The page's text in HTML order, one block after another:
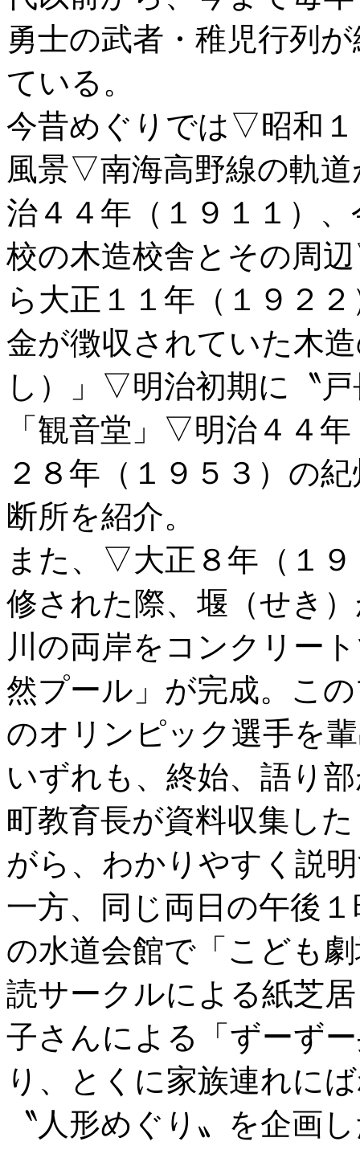
勇士の武者・稚児行列
ている。
今昔めぐりでは▽昭和
風景▽南海高野線の軌
治４４年（１９１１）
校の木造校舎とその周
ら大正１１年（１９２
金が徴収されていた木
し）」▽明治初期に〝
「観音堂」▽明治４４
２８年（１９５３）の
断所を紹介。
また、▽大正８年（１
修された際、堰（せき
川の両岸をコンクリー
然プール」が完成。こ
のオリンピック選手を
いずれも、終始、語り
町教育長が資料収集し
がら、わかりやすく説
一方、同じ両日の午後
の水道会館で「こども
読サークルによる紙芝
子さんによる「ずーず
り、とくに家族連れに
〝人形めぐり〟を企画